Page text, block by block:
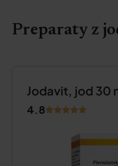
Preparaty z
Jodavit, jod 30
4.8